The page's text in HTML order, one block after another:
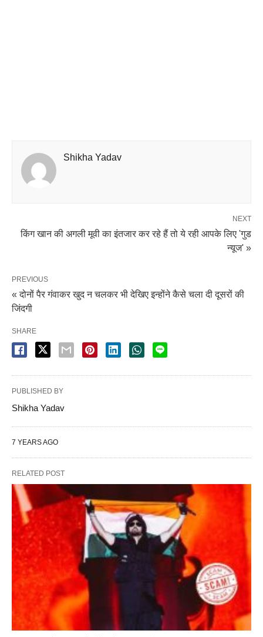
Shikha Yadav
NEXT
किंग खान की अगली मूवी का इंतजार कर रहे हैं तो ये रही आपके लिए 'गुड
न्यूज' »
PREVIOUS
« दोनों पैर गंवाकर खुद न चलकर भी देखिए इन्होंने कैसे चला दी दूसरों की
जिंदगी
SHARE
PUBLISHED BY
Shikha Yadav
7 YEARS AGO
RELATED POST